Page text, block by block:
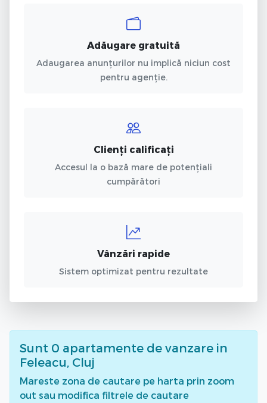
Adăugare gratuită
Adaugarea anunțurilor nu implică niciun cost
pentru agenție.
Clienți calificați
Accesul la o bază mare de potențiali
cumpărători
Vânzări rapide
Sistem optimizat pentru rezultate
Sunt 0 apartamente de vanzare in
Feleacu, Cluj
Mareste zona de cautare pe harta prin zoom
out sau modifica filtrele de cautare